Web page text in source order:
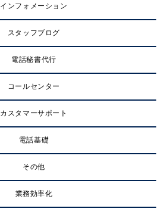
インフォメーション
スタッフブログ
電話秘書代行
コールセンター
カスタマーサポート
電話基礎
その他
業務効率化